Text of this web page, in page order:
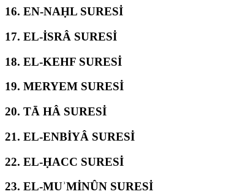
16. EN-NAḤL SURESİ
17. EL-İSRÂ SURESİ
18. EL-KEHF SURESİ
19. MERYEM SURESİ
20. TĀ HÂ SURESİ
21. EL-ENBİYÂ SURESİ
22. EL-ḤACC SURESİ
23. EL-MUʾMİNÛN SURESİ